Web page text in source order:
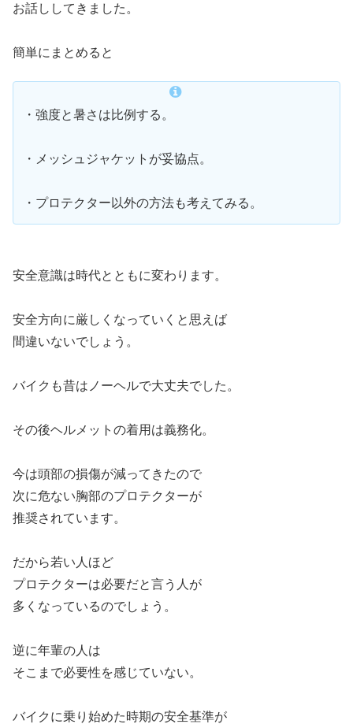
お話ししてきました。
簡単にまとめると
・強度と暑さは比例する。
・メッシュジャケットが妥協点。
・プロテクター以外の方法も考えてみる。
安全意識は時代とともに変わります。
安全方向に厳しくなっていくと思えば
間違いないでしょう。
バイクも昔はノーヘルで大丈夫でした。
その後ヘルメットの着用は義務化。
今は頭部の損傷が減ってきたので
次に危ない胸部のプロテクターが
推奨されています。
だから若い人ほど
プロテクターは必要だと言う人が
多くなっているのでしょう。
逆に年輩の人は
そこまで必要性を感じていない。
バイクに乗り始めた時期の安全基準が